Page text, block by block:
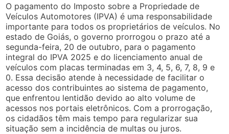
O pagamento do Imposto sobre a Propriedade de
Veículos Automotores (IPVA) é uma responsabilidade
importante para todos os proprietários de veículos. No
estado de Goiás, o governo prorrogou o prazo até a
segunda-feira, 20 de outubro, para o pagamento
integral do IPVA 2025 e do licenciamento anual de
veículos com placas terminadas em 3, 4, 5, 6, 7, 8, 9 e
0. Essa decisão atende à necessidade de facilitar o
acesso dos contribuintes ao sistema de pagamento,
que enfrentou lentidão devido ao alto volume de
acessos nos portais eletrônicos. Com a prorrogação,
os cidadãos têm mais tempo para regularizar sua
situação sem a incidência de multas ou juros.